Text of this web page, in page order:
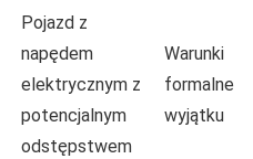
Pojazd z
napędem
elektrycznym z
potencjalnym
odstępstwem
Warunki
formalne
wyjątku